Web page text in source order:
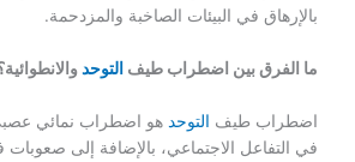
بالإرهاق في البيئات الصاخبة والمزدحمة.
ما الفرق بين اضطراب طيف التوحد
اضطراب طيف التوحد هو اضطراب نمائي
في التفاعل الاجتماعي، بالإضافة إلى